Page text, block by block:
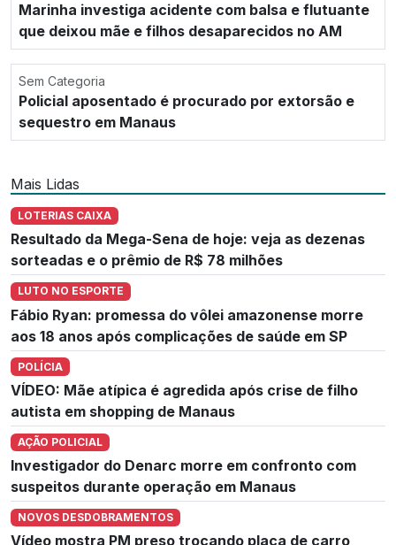
Marinha investiga acidente com balsa e flutuante
que deixou mãe e filhos desaparecidos no AM
Sem Categoria
Policial aposentado é procurado por extorsão e
sequestro em Manaus
Mais Lidas
LOTERIAS CAIXA
Resultado da Mega-Sena de hoje: veja as dezenas
sorteadas e o prêmio de R$ 78 milhões
LUTO NO ESPORTE
Fábio Ryan: promessa do vôlei amazonense morre
aos 18 anos após complicações de saúde em SP
POLÍCIA
VÍDEO: Mãe atípica é agredida após crise de filho
autista em shopping de Manaus
AÇÃO POLICIAL
Investigador do Denarc morre em confronto com
suspeitos durante operação em Manaus
NOVOS DESDOBRAMENTOS
Vídeo mostra PM preso trocando placa de carro